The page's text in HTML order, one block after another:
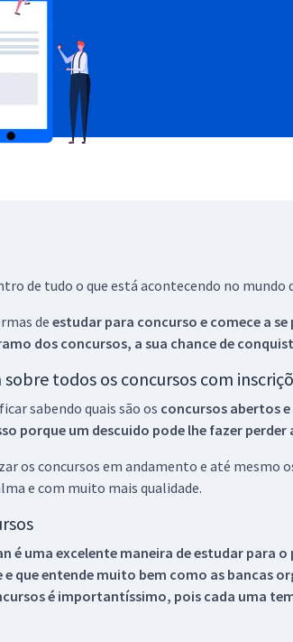
de tudo o que está acontecendo no mundo
de estudar para concurso e comece a
dosconcursos, a sua chance de
todos os concursos com
sabendo quais são os concursos abertos
porque um descuido pode lhe fazer
os concursos em andamento e até mesmo
e com muito mais qualidade.
é uma excelente maneira de estudar
que entende muito bem como as bancas
é importantíssimo, pois cada uma